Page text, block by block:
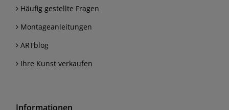
Häufig gestellte Fragen
Montageanleitungen
ARTblog
Ihre Kunst verkaufen
Informationen